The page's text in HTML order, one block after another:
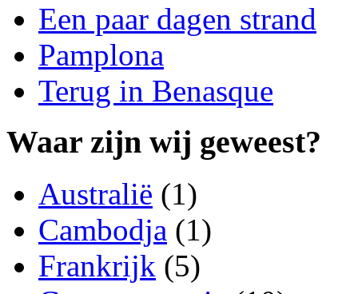
Een paar dagen strand
Pamplona
Terug in Benasque
Waar zijn wij geweest?
Australië (1)
Cambodja (1)
Frankrijk (5)